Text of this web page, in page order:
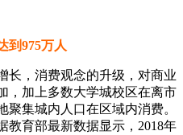
975万人
，消费观念的升级，对商业
，加上多数大学城校区在离市
聚集城内人口在区域内消费。
教育部最新数据显示，2018年